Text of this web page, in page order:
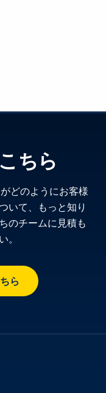
ちら
どのようにお客様
いて、もっと知り
のチームに見積も
。
ら